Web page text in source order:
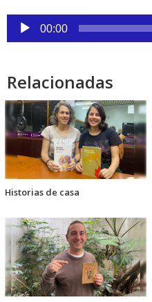
Reproductor
audio
00:00
Relacionadas
Historias de casa